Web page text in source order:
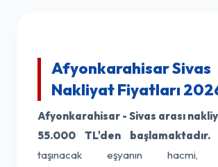
Afyonkarahisar Sivas
Nakliyat Fiyatları
Afyonkarahisar - Sivas arası
55.000 TL'den başlamaktadır.
taşınacak eşyanın hacmi,